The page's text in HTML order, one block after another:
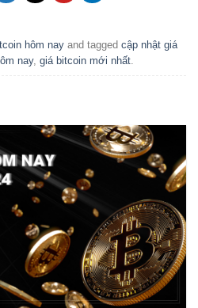
hôm nay and tagged cập nhật giá
nay, giá bitcoin mới nhất.